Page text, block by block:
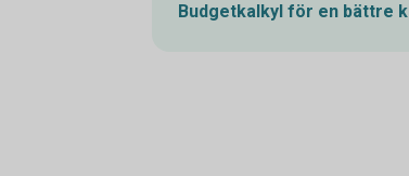
Budgetkalkyl för en bättre